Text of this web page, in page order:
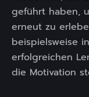
geführt haben,
erneut zu
beispielsweise
erfolgreichen
die Motivation